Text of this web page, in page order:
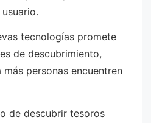
tecnologías promete
de descubrimiento,
personas encuentren
de descubrir tesoros